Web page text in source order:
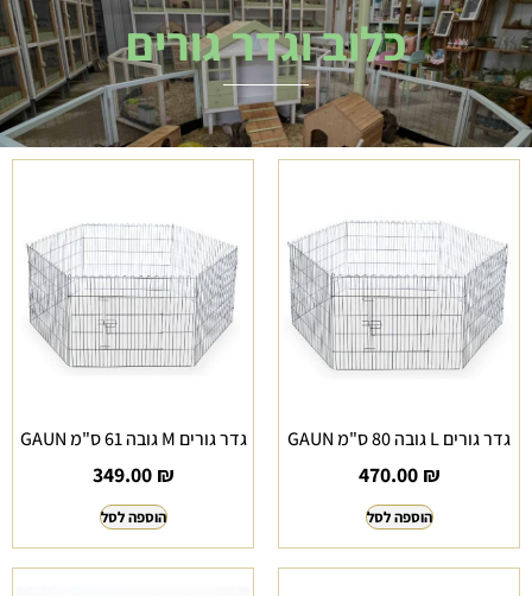
כלוב וגדר גורים
גדר גורים L גובה 80 ס"מ GAUN
470.00 ₪
הוספה לסל
גדר גורים M גובה 61 ס"מ GAUN
349.00 ₪
הוספה לסל